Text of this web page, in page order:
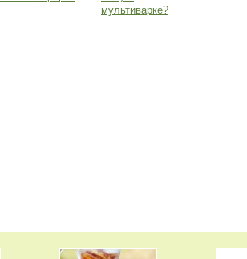
мультиварке?